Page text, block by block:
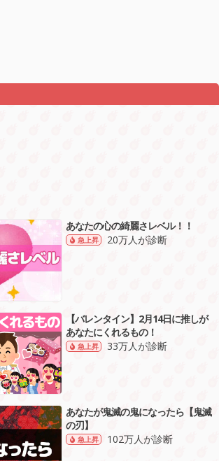
あなたの心の綺麗さレベル！！
急上昇 20万人が診断
【バレンタイン】2月14日に推しが
あなたにくれるもの！
急上昇 33万人が診断
あなたが鬼滅の鬼になったら【鬼滅
の刃】
急上昇 102万人が診断